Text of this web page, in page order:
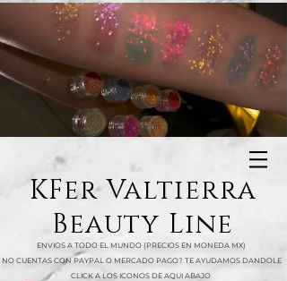
KFer Valtierra
Beauty Line
ENVIOS A TODO EL MUNDO (PRECIOS EN MONEDA MX)
NO CUENTAS CON PAYPAL O MERCADO PAGO? TE AYUDAMOS DANDOLE
CLICK A LOS ICONOS DE AQUI ABAJO